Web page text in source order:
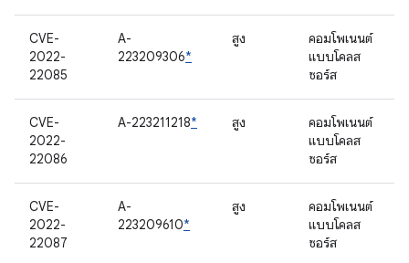
CVE-
2022-
22085
A-
223209306*
สูง
คอมโพเนนต์
แบบโคลส
ซอร์ส
CVE-
2022-
22086
A-223211218* สูง
คอมโพเนนต์
แบบโคลส
ซอร์ส
CVE-
2022-
22087
A-
223209610*
สูง
คอมโพเนนต์
แบบโคลส
ซอร์ส